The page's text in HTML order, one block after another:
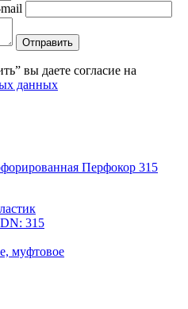
Отправить
вы даете согласие на
данных
Перфокор 315
315
муфтовое